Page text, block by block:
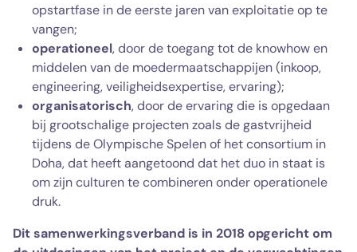
opstartfase in de eerste jaren van exploitatie op te
vangen;
operationeel, door de toegang tot de knowhow en
middelen van de moedermaatschappijen (inkoop,
engineering, veiligheidsexpertise, ervaring);
organisatorisch, door de ervaring die is opgedaan
bij grootschalige projecten zoals de gastvrijheid
tijdens de Olympische Spelen of het consortium in
Doha, dat heeft aangetoond dat het duo in staat is
om zijn culturen te combineren onder operationele
druk.
Dit samenwerkingsverband is in 2018 opgericht om